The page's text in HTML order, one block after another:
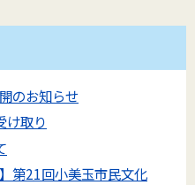
のお知らせ
け取り
第21回小美玉市民文化